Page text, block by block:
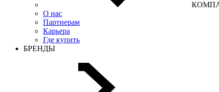
О нас
Партнерам
Карьера
Где купить
БРЕНДЫ